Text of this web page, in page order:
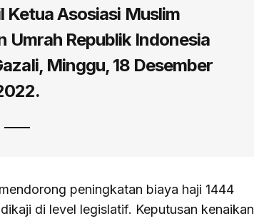
Ketua Asosiasi Muslim
Umrah Republik Indonesia
Minggu, 18 Desember
peningkatan biaya haji 1444
di level legislatif. Keputusan kenaikan